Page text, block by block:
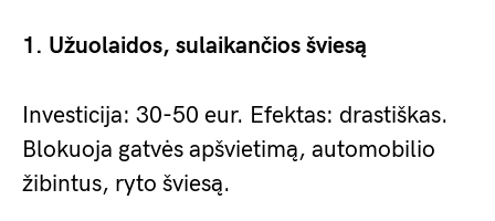
1. Užuolaidos, sulaikančios šviesą
Investicija: 30-50 eur. Efektas: drastiškas.
Blokuoja gatvės apšvietimą, automobilio
žibintus, ryto šviesą.